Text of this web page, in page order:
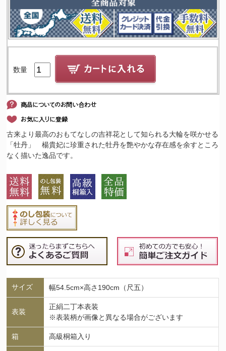
数量
古来より最高のおもてなしの吉祥花として知られる大輪を咲かせる
「牡丹」 楊貴妃に珍重された牡丹を艶やかな存在感を余すところ
なく描いた逸品です。
サイズ 幅54.5cm×高さ190cm（尺五）
表装
正絹二丁本表装
※表装柄が画像と異なる場合がございます
箱 高級桐箱入り